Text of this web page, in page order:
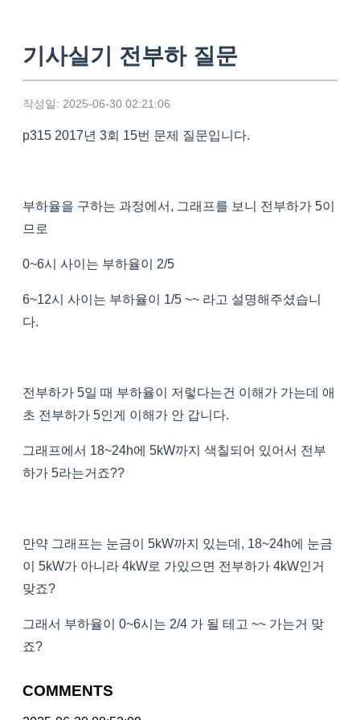
기사실기 전부하 질문
작성일: 2025-06-30 02:21:06
p315 2017년 3회 15번 문제 질문입니다.
부하율을 구하는 과정에서, 그래프를 보니 전부하가 5이
므로
0~6시 사이는 부하율이 2/5
6~12시 사이는 부하율이 1/5 ~~ 라고 설명해주셨습니
다.
전부하가 5일 때 부하율이 저렇다는건 이해가 가는데 애
초 전부하가 5인게 이해가 안 갑니다.
그래프에서 18~24h에 5kW까지 색칠되어 있어서 전부
하가 5라는거죠??
만약 그래프는 눈금이 5kW까지 있는데, 18~24h에 눈금
이 5kW가 아니라 4kW로 가있으면 전부하가 4kW인거
맞죠?
그래서 부하율이 0~6시는 2/4 가 될 테고 ~~ 가는거 맞
죠?
COMMENTS